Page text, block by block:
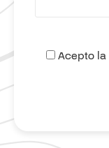
Acepto la